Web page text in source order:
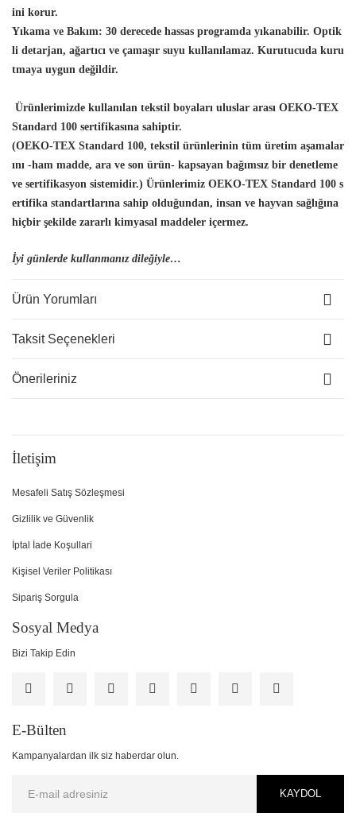
ini korur.
Yıkama ve Bakım: 30 derecede hassas programda yıkanabilir. Optik
li detarjan, ağartıcı ve çamaşır suyu kullanılamaz. Kurutucuda kuru
tmaya uygun değildir.
Ürünlerimizde kullanılan tekstil boyaları uluslar arası OEKO-TEX
Standard 100 sertifikasına sahiptir.
(OEKO-TEX Standard 100, tekstil ürünlerinin tüm üretim aşamalar
ını -ham madde, ara ve son ürün- kapsayan bağımsız bir denetleme
ve sertifikasyon sistemidir.) Ürünlerimiz OEKO-TEX Standard 100 s
ertifika standartlarına sahip olduğundan, insan ve hayvan sağlığına
hiçbir şekilde zararlı kimyasal maddeler içermez.
İyi günlerde kullanmanız dileğiyle…
Ürün Yorumları
Taksit Seçenekleri
Önerileriniz
İletişim
Mesafeli Satış Sözleşmesi
Gizlilik ve Güvenlik
İptal İade Koşullari
Kişisel Veriler Politikası
Sipariş Sorgula
Sosyal Medya
Bizi Takip Edin
E-Bülten
Kampanyalardan ilk siz haberdar olun.
KAYDOL